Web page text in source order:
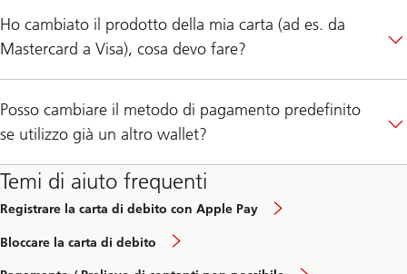
Ho cambiato il prodotto della mia carta (ad es. da
Mastercard a Visa), cosa devo fare?
Posso cambiare il metodo di pagamento predefinito
se utilizzo già un altro wallet?
Temi di aiuto frequenti
Registrare la carta di debito con Apple Pay
Bloccare la carta di debito